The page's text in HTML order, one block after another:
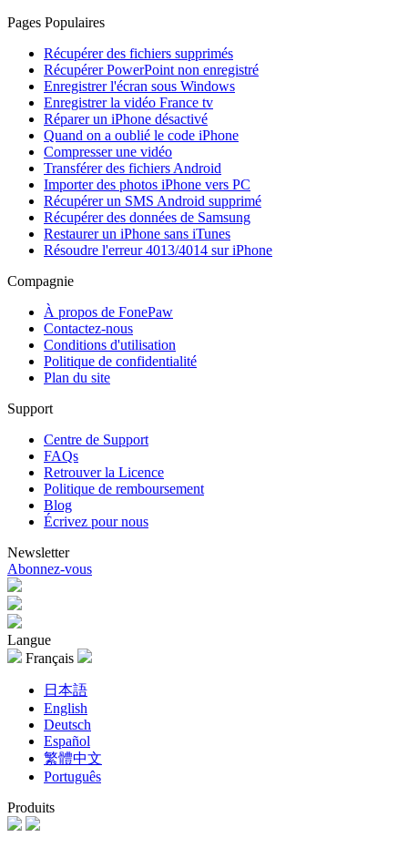
Pages Populaires
Récupérer des fichiers supprimés
Récupérer PowerPoint non enregistré
Enregistrer l'écran sous Windows
Enregistrer la vidéo France tv
Réparer un iPhone désactivé
Quand on a oublié le code iPhone
Compresser une vidéo
Transférer des fichiers Android
Importer des photos iPhone vers PC
Récupérer un SMS Android supprimé
Récupérer des données de Samsung
Restaurer un iPhone sans iTunes
Résoudre l'erreur 4013/4014 sur iPhone
Compagnie
À propos de FonePaw
Contactez-nous
Conditions d'utilisation
Politique de confidentialité
Plan du site
Support
Centre de Support
FAQs
Retrouver la Licence
Politique de remboursement
Blog
Écrivez pour nous
Newsletter
Abonnez-vous
Langue
Français
日本語
English
Deutsch
Español
繁體中文
Português
Produits